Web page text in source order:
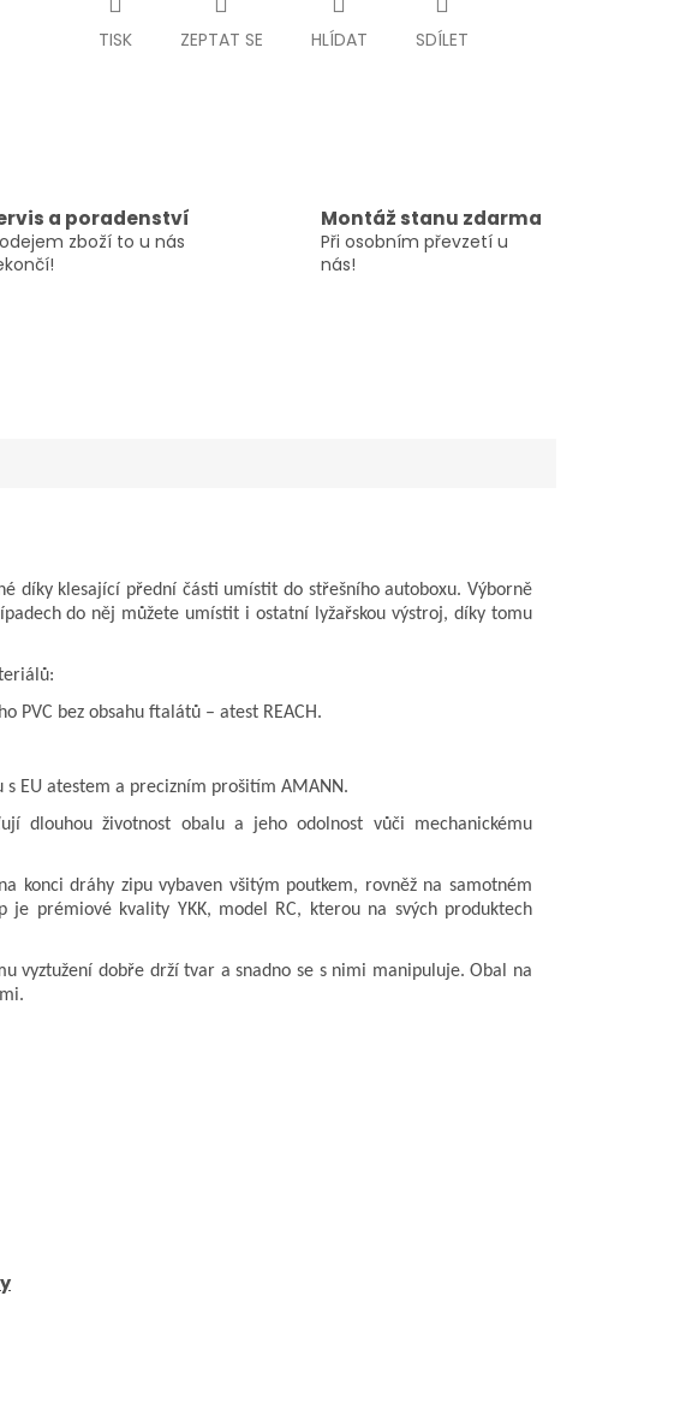
TISK ZEPTAT SE HLÍDAT SDÍLET
a poradenství
zboží to u nás
Montáž stanu zdarma
Při osobním převzetí u
nás!
díky klesající přední části umístit do střešního autoboxu. Výborně
do něj můžete umístit i ostatní lyžařskou výstroj, díky tomu
PVC bez obsahu ftalátů – atest REACH.
s EU atestem a precizním prošitím AMANN.
dlouhou životnost obalu a jeho odolnost vůči mechanickému
konci dráhy zipu vybaven všitým poutkem, rovněž na samotném
je prémiové kvality YKK, model RC, kterou na svých produktech
vyztužení dobře drží tvar a snadno se s nimi manipuluje. Obal na